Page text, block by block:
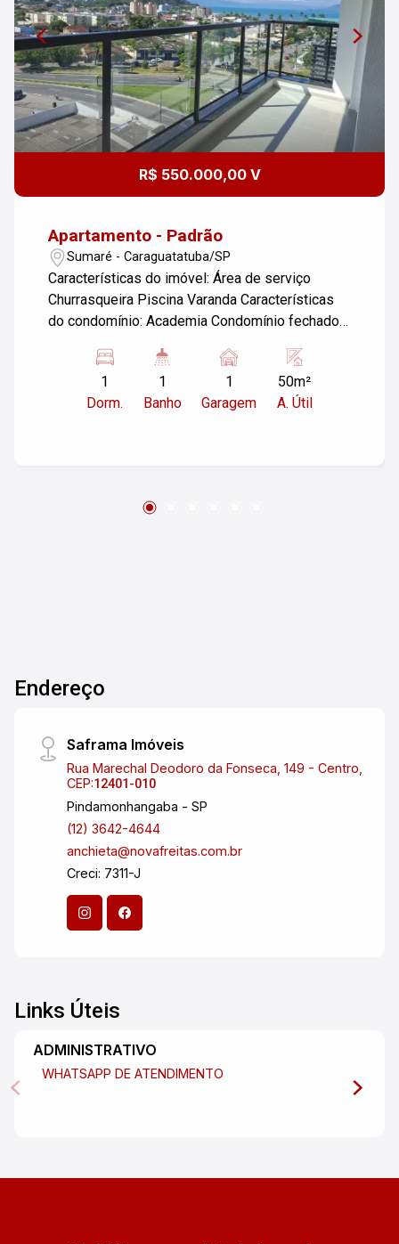
R$ 550.000,00 V
Apartamento - Padrão
Sumaré - Caraguatatuba/SP
Características do imóvel: Área de serviço
Churrasqueira Piscina Varanda Características
do condomínio: Academia Condomínio fechado
de festas Segurança 24h
1
Dorm.
1
Banho
1
Garagem
50m²
A. Útil
Endereço
Saframa Imóveis
Rua Marechal Deodoro da Fonseca, 149 - Centro,
CEP:12401-010
Pindamonhangaba - SP
(12) 3642-4644
anchieta@novafreitas.com.br
Creci: 7311-J
Links Úteis
ADMINISTRATIVO
WHATSAPP DE ATENDIMENTO